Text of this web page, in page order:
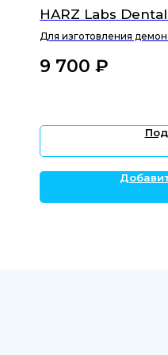
HARZ Labs
Для изготовления
9 700 ₽‎
Политика конфиденциальности
info@stom3D.com
10:00-21:00 по Москве
+7 921 555 88 22
ОГРНИП 1234700033270
ИНН 4705106620
ОБЩЕСТВО С ОГРАНИЧЕННОЙ